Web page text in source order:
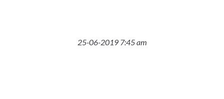
25-06-2019 7:45 am